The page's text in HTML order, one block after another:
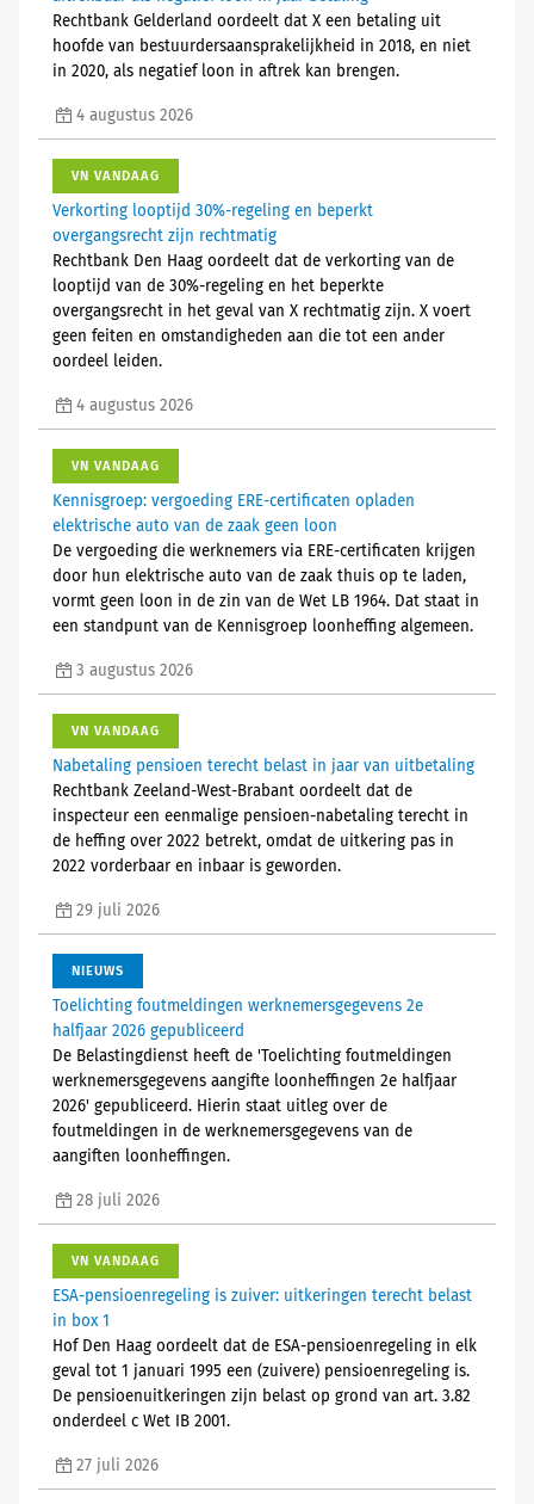
Rechtbank Gelderland oordeelt dat X een betaling uit
hoofde van bestuurdersaansprakelijkheid in 2018, en niet
in 2020, als negatief loon in aftrek kan brengen.
4 augustus 2026
VN VANDAAG
Verkorting looptijd 30%-regeling en beperkt
overgangsrecht zijn rechtmatig
Rechtbank Den Haag oordeelt dat de verkorting van de
looptijd van de 30%-regeling en het beperkte
overgangsrecht in het geval van X rechtmatig zijn. X voert
geen feiten en omstandigheden aan die tot een ander
oordeel leiden.
4 augustus 2026
VN VANDAAG
Kennisgroep: vergoeding ERE-certificaten opladen
elektrische auto van de zaak geen loon
De vergoeding die werknemers via ERE-certificaten krijgen
door hun elektrische auto van de zaak thuis op te laden,
vormt geen loon in de zin van de Wet LB 1964. Dat staat in
een standpunt van de Kennisgroep loonheffing algemeen.
3 augustus 2026
VN VANDAAG
Nabetaling pensioen terecht belast in jaar van uitbetaling
Rechtbank Zeeland-West-Brabant oordeelt dat de
inspecteur een eenmalige pensioen-nabetaling terecht in
de heffing over 2022 betrekt, omdat de uitkering pas in
2022 vorderbaar en inbaar is geworden.
29 juli 2026
NIEUWS
Toelichting foutmeldingen werknemersgegevens 2e
halfjaar 2026 gepubliceerd
De Belastingdienst heeft de 'Toelichting foutmeldingen
werknemersgegevens aangifte loonheffingen 2e halfjaar
2026' gepubliceerd. Hierin staat uitleg over de
foutmeldingen in de werknemersgegevens van de
aangiften loonheffingen.
28 juli 2026
VN VANDAAG
ESA-pensioenregeling is zuiver: uitkeringen terecht belast
in box 1
Hof Den Haag oordeelt dat de ESA-pensioenregeling in elk
geval tot 1 januari 1995 een (zuivere) pensioenregeling is.
De pensioenuitkeringen zijn belast op grond van art. 3.82
onderdeel c Wet IB 2001.
27 juli 2026